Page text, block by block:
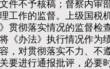
件不予核稿；督察内审
工作的监督。上级国税
贯彻落实情况的监督检
《办法》执行情况作为
，对贯彻落实不力、不
要进行通报批评，必要